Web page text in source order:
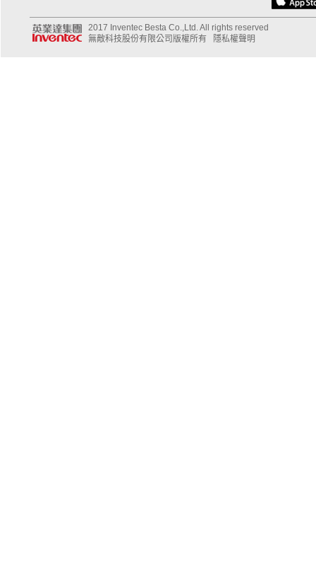
2017 Inventec Besta Co.,Ltd. All rights reserved
無敵科技股份有限公司版權所有
隱私權聲明